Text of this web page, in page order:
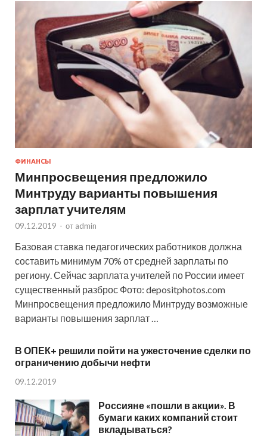
ФИНАНСЫ
Минпросвещения предложило
Минтруду варианты повышения
зарплат учителям
09.12.2019 - от admin
Базовая ставка педагогических работников должна
составить минимум 70% от средней зарплаты по
региону. Сейчас зарплата учителей по России имеет
существенный разброс Фото: depositphotos.com
Минпросвещения предложило Минтруду возможные
варианты повышения зарплат …
В ОПЕК+ решили пойти на ужесточение сделки по
ограничению добычи нефти
09.12.2019
Россияне «пошли в акции». В
бумаги каких компаний стоит
вкладываться?